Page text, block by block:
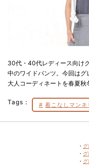
30代・40代レディース向け
中のワイドパンツ。今回は
大人コーディネートを春夏秋
Tags： 着こなしマンネ
・
・
・